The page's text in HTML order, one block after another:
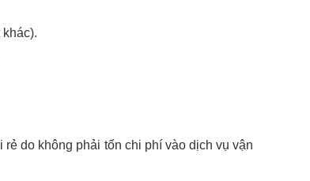
do không phải tốn chi phí vào dịch vụ vận